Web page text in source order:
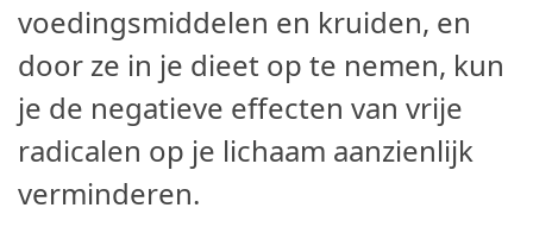
voedingsmiddelen en kruiden, en
door ze in je dieet op te nemen, kun
je de negatieve effecten van vrije
radicalen op je lichaam aanzienlijk
verminderen.